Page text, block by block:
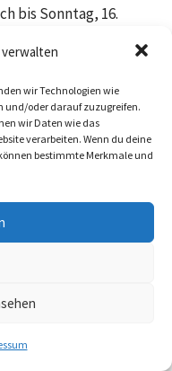
wir Technologien wie
und/oder darauf zuzugreifen.
wir Daten wie das
verarbeiten. Wenn du deine
bestimmte Merkmale und
bis Sonntag, 16.
auch Sie
Garten, Balkon